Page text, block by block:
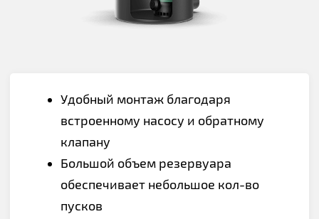
Удобный монтаж благодаря
встроенному насосу и обратному
клапану
Большой объем резервуара
обеспечивает небольшое кол-во
пусков